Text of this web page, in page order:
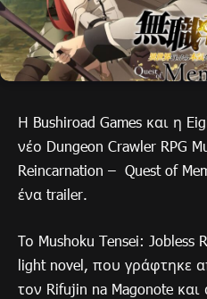
Η Bushiroad Games και η
νέο Dungeon Crawler RPG
Reincarnation – Quest of
ένα trailer.
Το Mushoku Tensei: Jobless
light novel, που γράφτηκε
τον Rifujin na Magonote και